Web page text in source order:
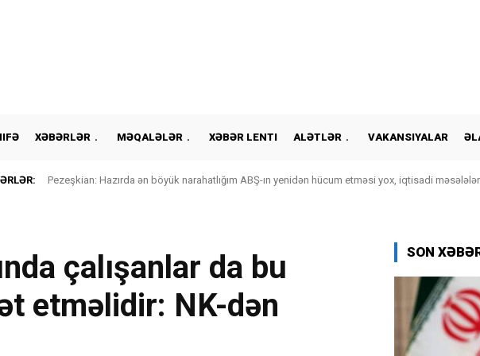
XƏBƏRLƏR MƏQALƏLƏR XƏBƏR LENTI ALƏTLƏR VAKANSIYALAR
Pezeşkian: Hazırda ən böyük narahatlığım ABŞ-ın yenidən hücum etməsi yox, iqtisadi
çalışanlar da bu
etməlidir: NK-dən
SON